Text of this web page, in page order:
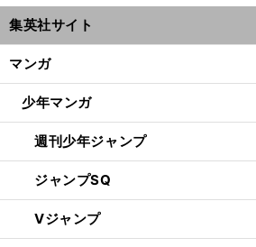
集英社サイト
マンガ
少年マンガ
週刊少年ジャンプ
ジャンプSQ
Vジャンプ